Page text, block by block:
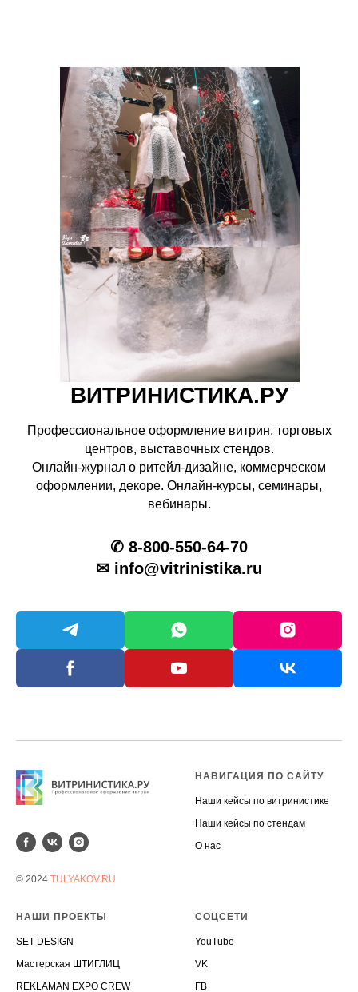
ВИТРИНИСТИКА.РУ
Профессиональное оформление витрин, торговых
центров, выставочных стендов.
Онлайн-журнал о ритейл-дизайне, коммерческом
оформлении, декоре. Онлайн-курсы, семинары,
вебинары.
✆ 8-800-550-64-70
✉ info@vitrinistika.ru
© 2024 TULYAKOV.RU
НАВИГАЦИЯ ПО САЙТУ
Наши кейсы по витринистике
Наши кейсы по стендам
О наc
НАШИ ПРОЕКТЫ
SET-DESIGN
Мастерская ШТИГЛИЦ
REKLAMAN EXPO CREW
СОЦСЕТИ
YouTube
VK
FB